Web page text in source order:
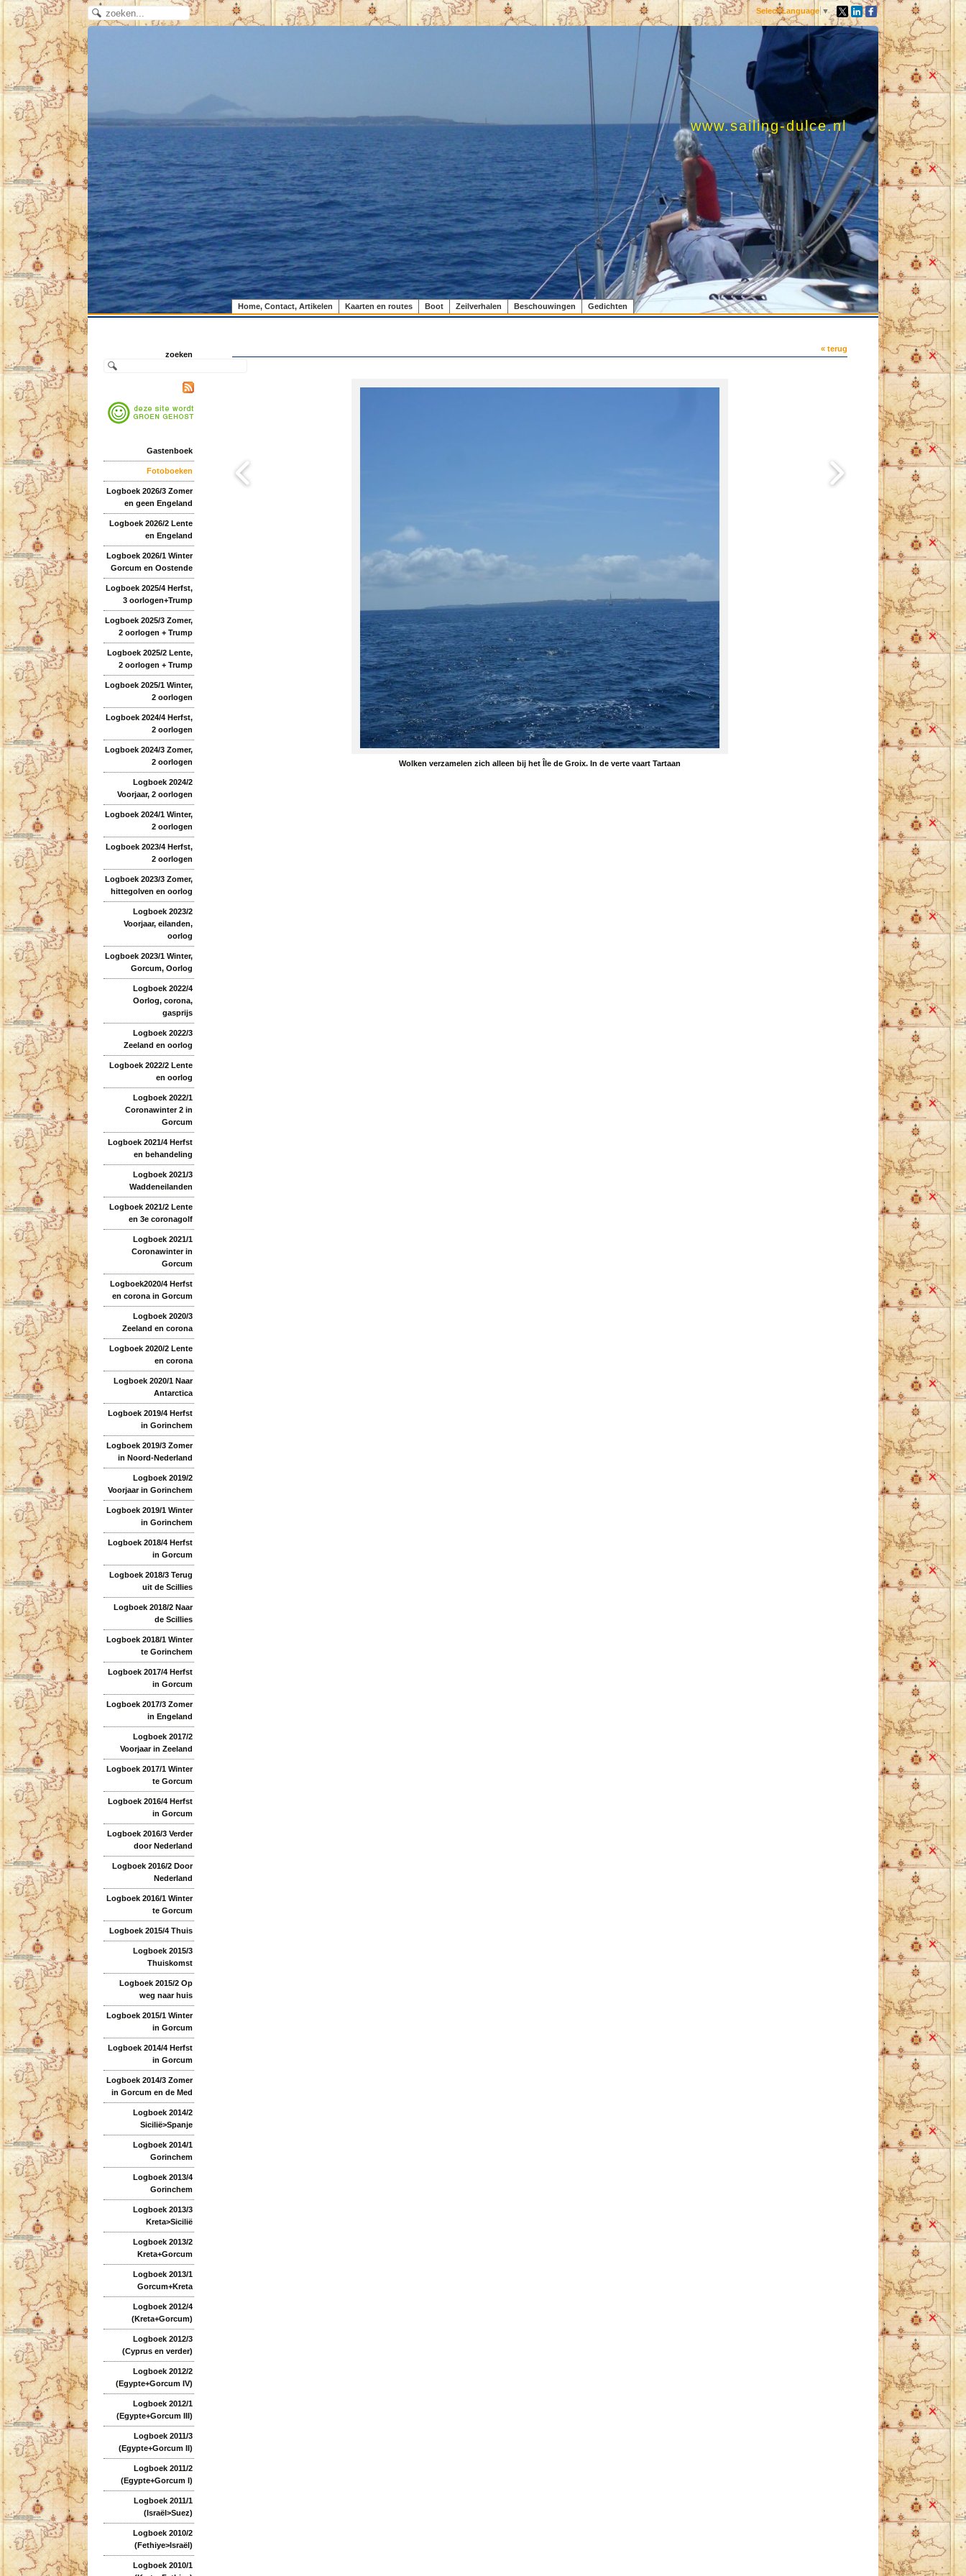
Select Language ▼
www.sailing-dulce.nl
Home, Contact, Artikelen Kaarten en routes Boot Zeilverhalen Beschouwingen Gedichten
zoeken
Gastenboek
Fotoboeken
Logboek 2026/3 Zomer
en geen Engeland
Logboek 2026/2 Lente
en Engeland
Logboek 2026/1 Winter
Gorcum en Oostende
Logboek 2025/4 Herfst,
3 oorlogen+Trump
Logboek 2025/3 Zomer,
2 oorlogen + Trump
Logboek 2025/2 Lente,
2 oorlogen + Trump
Logboek 2025/1 Winter,
2 oorlogen
Logboek 2024/4 Herfst,
2 oorlogen
Logboek 2024/3 Zomer,
2 oorlogen
Logboek 2024/2
Voorjaar, 2 oorlogen
Logboek 2024/1 Winter,
2 oorlogen
Logboek 2023/4 Herfst,
2 oorlogen
Logboek 2023/3 Zomer,
hittegolven en oorlog
Logboek 2023/2
Voorjaar, eilanden,
oorlog
Logboek 2023/1 Winter,
Gorcum, Oorlog
Logboek 2022/4
Oorlog, corona,
gasprijs
Logboek 2022/3
Zeeland en oorlog
Logboek 2022/2 Lente
en oorlog
Logboek 2022/1
Coronawinter 2 in
Gorcum
Logboek 2021/4 Herfst
en behandeling
Logboek 2021/3
Waddeneilanden
Logboek 2021/2 Lente
en 3e coronagolf
Logboek 2021/1
Coronawinter in
Gorcum
Logboek2020/4 Herfst
en corona in Gorcum
Logboek 2020/3
Zeeland en corona
Logboek 2020/2 Lente
en corona
Logboek 2020/1 Naar
Antarctica
Logboek 2019/4 Herfst
in Gorinchem
Logboek 2019/3 Zomer
in Noord-Nederland
Logboek 2019/2
Voorjaar in Gorinchem
Logboek 2019/1 Winter
in Gorinchem
Logboek 2018/4 Herfst
in Gorcum
Logboek 2018/3 Terug
uit de Scillies
Logboek 2018/2 Naar
de Scillies
Logboek 2018/1 Winter
te Gorinchem
Logboek 2017/4 Herfst
in Gorcum
Logboek 2017/3 Zomer
in Engeland
Logboek 2017/2
Voorjaar in Zeeland
Logboek 2017/1 Winter
te Gorcum
Logboek 2016/4 Herfst
in Gorcum
Logboek 2016/3 Verder
door Nederland
Logboek 2016/2 Door
Nederland
Logboek 2016/1 Winter
te Gorcum
Logboek 2015/4 Thuis
Logboek 2015/3
Thuiskomst
Logboek 2015/2 Op
weg naar huis
Logboek 2015/1 Winter
in Gorcum
Logboek 2014/4 Herfst
in Gorcum
Logboek 2014/3 Zomer
in Gorcum en de Med
Logboek 2014/2
Sicilië>Spanje
Logboek 2014/1
Gorinchem
Logboek 2013/4
Gorinchem
Logboek 2013/3
Kreta>Sicilië
Logboek 2013/2
Kreta+Gorcum
Logboek 2013/1
Gorcum+Kreta
Logboek 2012/4
(Kreta+Gorcum)
Logboek 2012/3
(Cyprus en verder)
Logboek 2012/2
(Egypte+Gorcum IV)
Logboek 2012/1
(Egypte+Gorcum III)
Logboek 2011/3
(Egypte+Gorcum II)
Logboek 2011/2
(Egypte+Gorcum I)
Logboek 2011/1
(Israël>Suez)
Logboek 2010/2
(Fethiye>Israël)
Logboek 2010/1
« terug
Wolken verzamelen zich alleen bij het Île de Groix. In de verte vaart Tartaan